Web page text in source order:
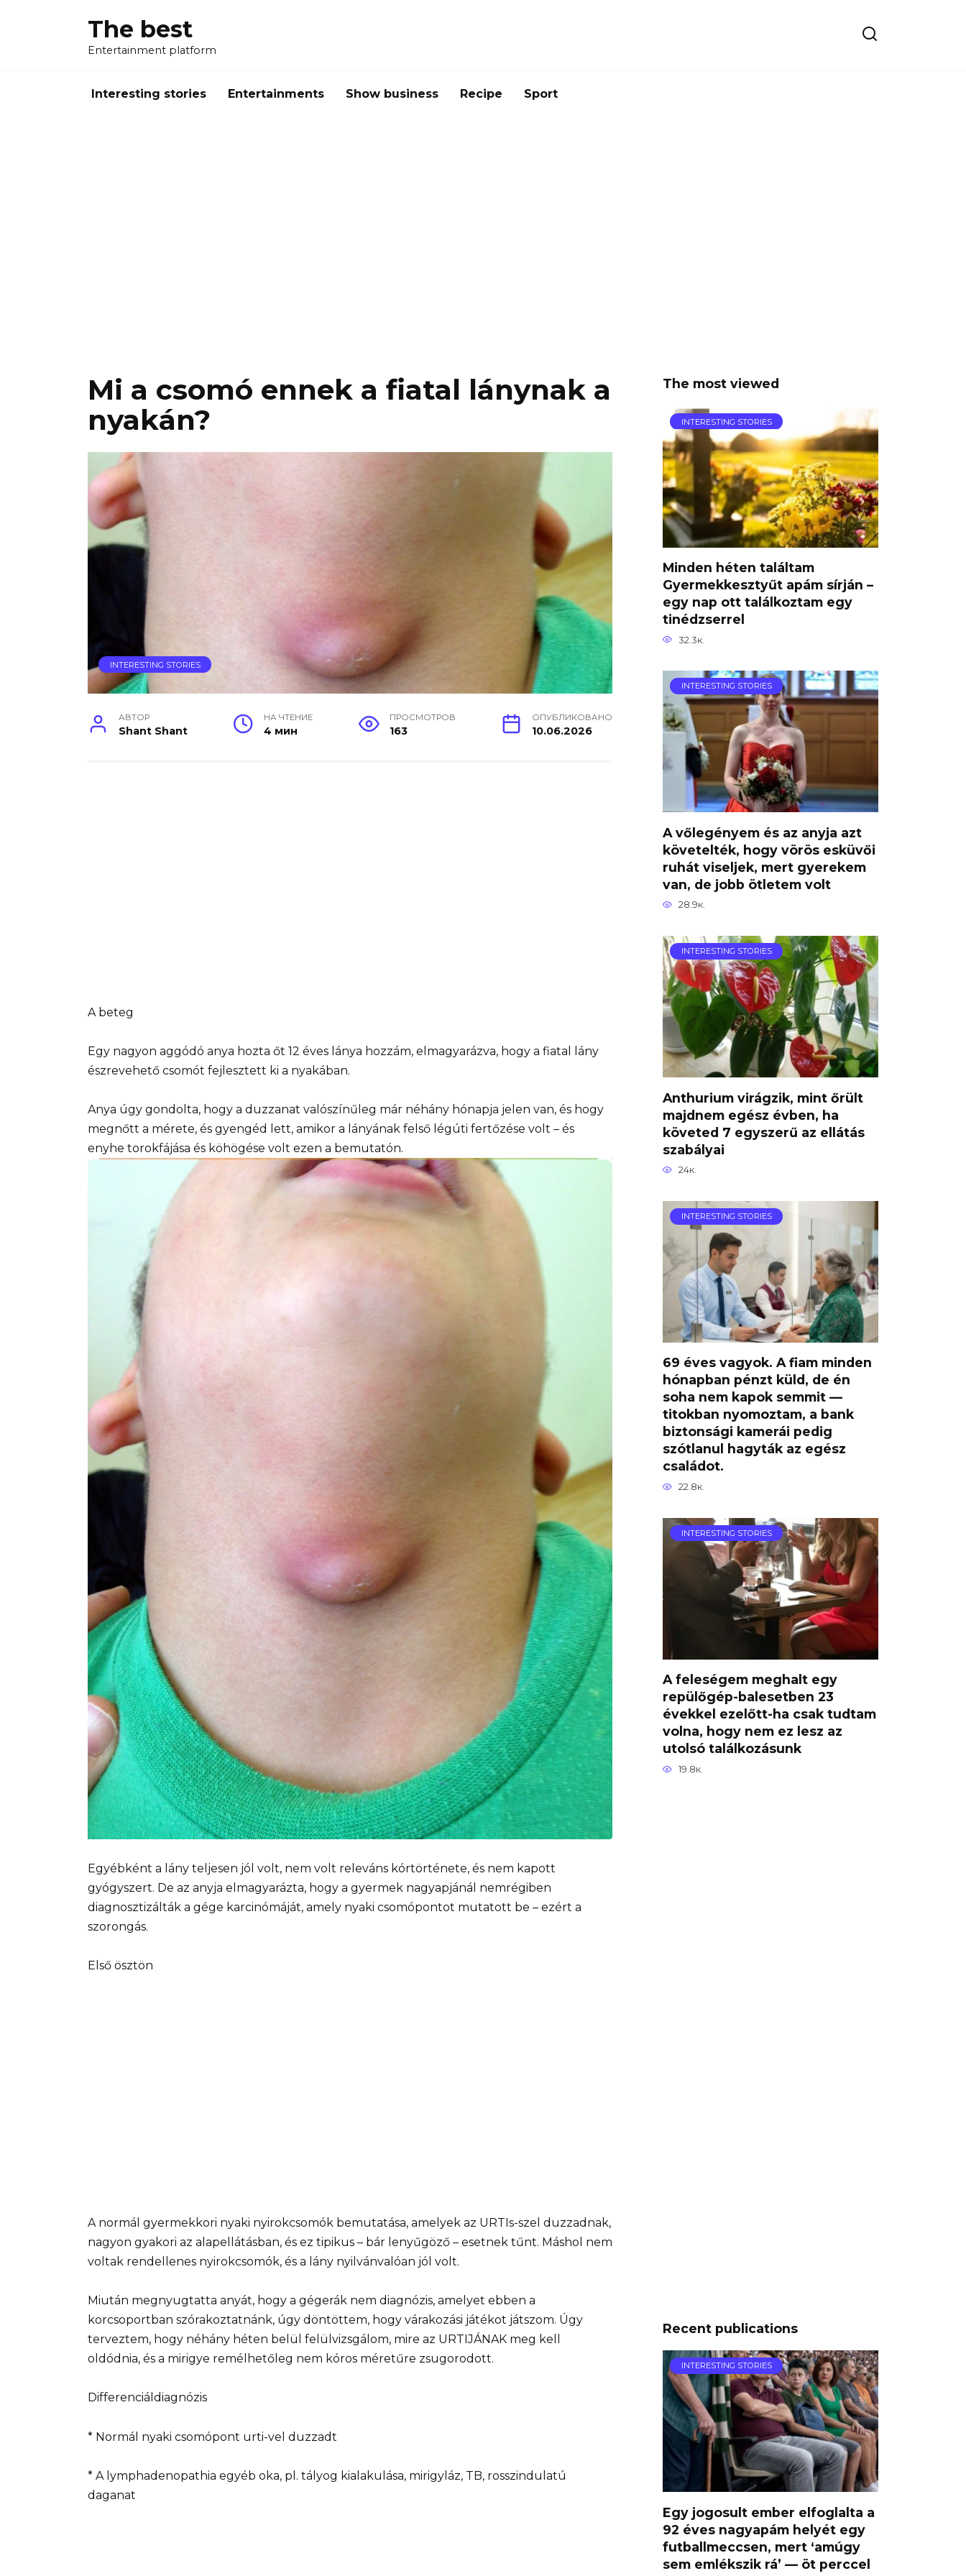
The best
Entertainment platform
Interesting stories Entertainments Show business Recipe Sport
Mi a csomó ennek a fiatal lánynak a
nyakán?
INTERESTING STORIES
АВТОР
Shant Shant
НА ЧТЕНИЕ
4 мин
ПРОСМОТРОВ
163
ОПУБЛИКОВАНО
10.06.2026
A beteg
Egy nagyon aggódó anya hozta őt 12 éves lánya hozzám, elmagyarázva, hogy a fiatal lány
észrevehető csomót fejlesztett ki a nyakában.
Anya úgy gondolta, hogy a duzzanat valószínűleg már néhány hónapja jelen van, és hogy
megnőtt a mérete, és gyengéd lett, amikor a lányának felső légúti fertőzése volt – és
enyhe torokfájása és köhögése volt ezen a bemutatón.
Egyébként a lány teljesen jól volt, nem volt releváns kórtörténete, és nem kapott
gyógyszert. De az anyja elmagyarázta, hogy a gyermek nagyapjánál nemrégiben
diagnosztizálták a gége karcinómáját, amely nyaki csomópontot mutatott be – ezért a
szorongás.
Első ösztön
A normál gyermekkori nyaki nyirokcsomók bemutatása, amelyek az URTIs-szel duzzadnak,
nagyon gyakori az alapellátásban, és ez tipikus – bár lenyűgöző – esetnek tűnt. Máshol nem
voltak rendellenes nyirokcsomók, és a lány nyilvánvalóan jól volt.
Miután megnyugtatta anyát, hogy a gégerák nem diagnózis, amelyet ebben a
korcsoportban szórakoztatnánk, úgy döntöttem, hogy várakozási játékot játszom. Úgy
terveztem, hogy néhány héten belül felülvizsgálom, mire az URTIJÁNAK meg kell
oldódnia, és a mirigye remélhetőleg nem kóros méretűre zsugorodott.
Differenciáldiagnózis
* Normál nyaki csomópont urti-vel duzzadt
* A lymphadenopathia egyéb oka, pl. tályog kialakulása, mirigyláz, TB, rosszindulatú
daganat
The most viewed
INTERESTING STORIES
Minden héten találtam
Gyermekkesztyűt apám sírján –
egy nap ott találkoztam egy
tinédzserrel
32.3к.
INTERESTING STORIES
A vőlegényem és az anyja azt
követelték, hogy vörös esküvői
ruhát viseljek, mert gyerekem
van, de jobb ötletem volt
28.9к.
INTERESTING STORIES
Anthurium virágzik, mint őrült
majdnem egész évben, ha
követed 7 egyszerű az ellátás
szabályai
24к.
INTERESTING STORIES
69 éves vagyok. A fiam minden
hónapban pénzt küld, de én
soha nem kapok semmit —
titokban nyomoztam, a bank
biztonsági kamerái pedig
szótlanul hagyták az egész
családot.
22.8к.
INTERESTING STORIES
A feleségem meghalt egy
repülőgép-balesetben 23
évekkel ezelőtt-ha csak tudtam
volna, hogy nem ez lesz az
utolsó találkozásunk
19.8к.
Recent publications
INTERESTING STORIES
Egy jogosult ember elfoglalta a
92 éves nagyapám helyét egy
futballmeccsen, mert ‘amúgy
sem emlékszik rá’ — öt perccel